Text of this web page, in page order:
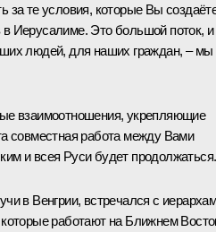
за те условия, которые Вы
Иерусалиме. Это большой поток, и
людей, для наших граждан, – мы
взаимоотношения, укрепляющие
совместная работа между Вами
и всея Руси будет продолжаться.
в Венгрии, встречался с
работают на Ближнем